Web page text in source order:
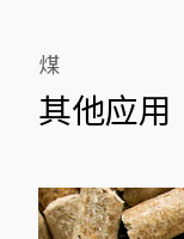
其他应用
煤